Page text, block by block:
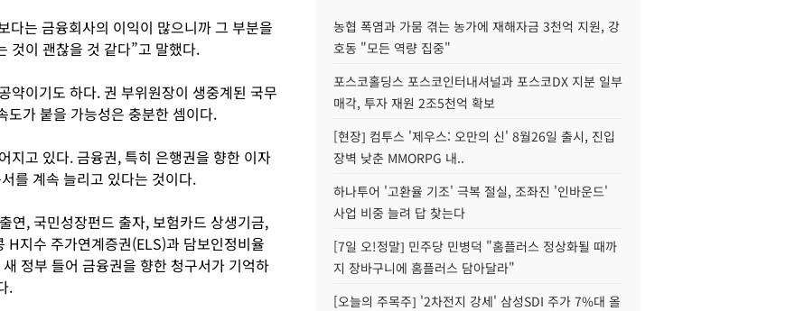
다는 금융회사의 이익이 많으니까 그 부분을
것이 괜찮을 것 같다”고 말했다.
약이기도 하다. 권 부위원장이 생중계된 국무
도가 붙을 가능성은 충분한 셈이다.
지고 있다. 금융권, 특히 은행권을 향한 이자
를 계속 늘리고 있다는 것이다.
연, 국민성장펀드 출자, 보험카드 상생기금,
H지수 주가연계증권(ELS)과 담보인정비율
정부 들어 금융권을 향한 청구서가 기억하
.
농협 폭염과 가뭄 겪는 농가에 재해자금 3천억 지원, 강
호동 "모든 역량 집중"
포스코홀딩스 포스코인터내셔널과 포스코DX 지분 일부
매각, 투자 재원 2조5천억 확보
[현장] 컴투스 '제우스: 오만의 신' 8월26일 출시, 진입
장벽 낮춘 MMORPG 내..
하나투어 '고환율 기조' 극복 절실, 조좌진 '인바운드'
사업 비중 늘려 답 찾는다
[7일 오!정말] 민주당 민병덕 "홈플러스 정상화될 때까
지 장바구니에 홈플러스 담아달라"
[오늘의 주목주] '2차전지 강세' 삼성SDI 주가 7%대 올